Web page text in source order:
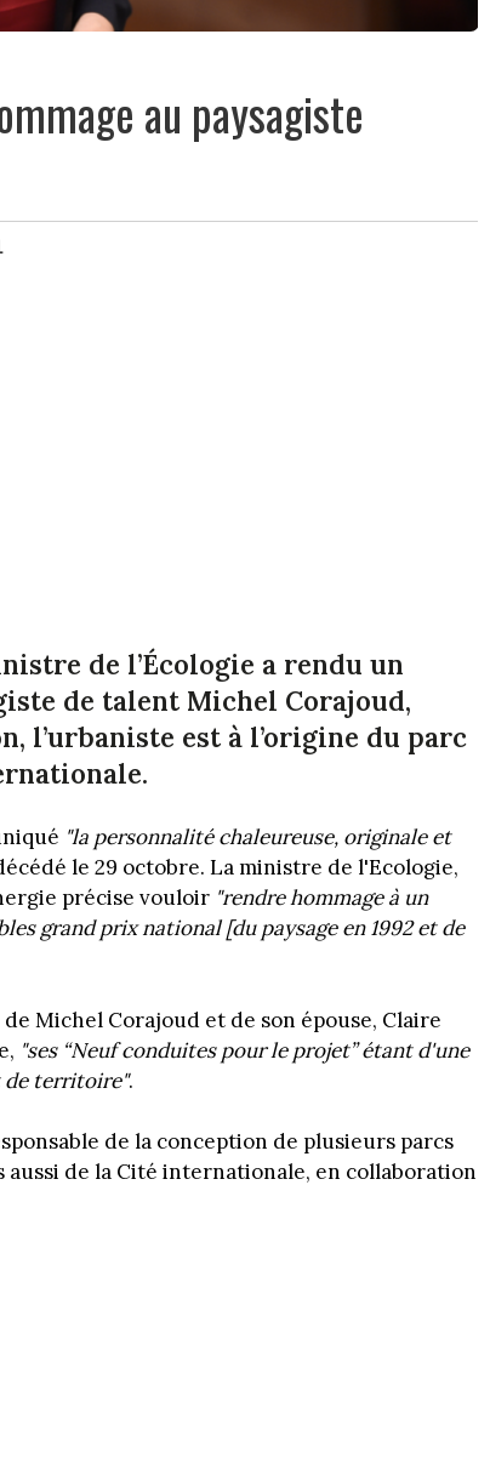
au paysagiste
de l’Écologie a rendu un
de talent Michel Corajoud,
l’urbaniste est à l’origine du parc
"la personnalité chaleureuse, originale et
le 29 octobre. La ministre de l'Ecologie,
précise vouloir "rendre hommage à un
grand prix national [du paysage en 1992 et de
Michel Corajoud et de son épouse, Claire
"ses “Neuf conduites pour le projet” étant d'une
de territoire".
de la conception de plusieurs parcs
aussi de la Cité internationale, en collaboration